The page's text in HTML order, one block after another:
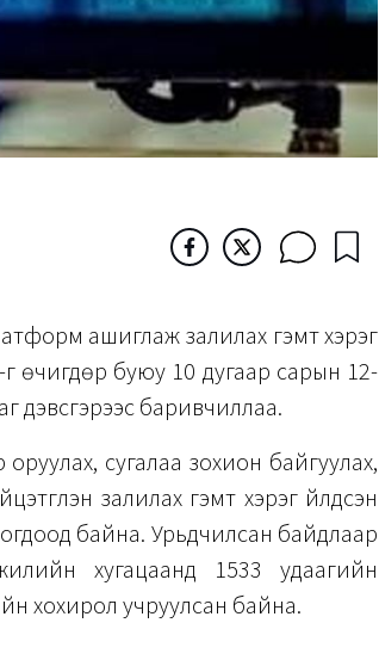
ашиглаж залилах гэмт хэрэг
г өчигдөр буюу 10 дугаар сарын 12-
дэвсгэрээс баривчиллаа.
оруулах, сугалаа зохион байгуулах,
залилах гэмт хэрэг үйлдсэн
байна. Урьдчилсан байдлаар
хугацаанд 1533 удаагийн
хохирол учруулсан байна.